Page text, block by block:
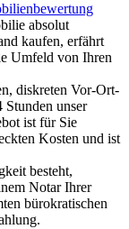
absolut
kaufen, erfährt
Umfeld von Ihren
diskreten Vor-Ort-
Stunden unser
ist für Sie
Kosten und ist
besteht,
Notar Ihrer
bürokratischen